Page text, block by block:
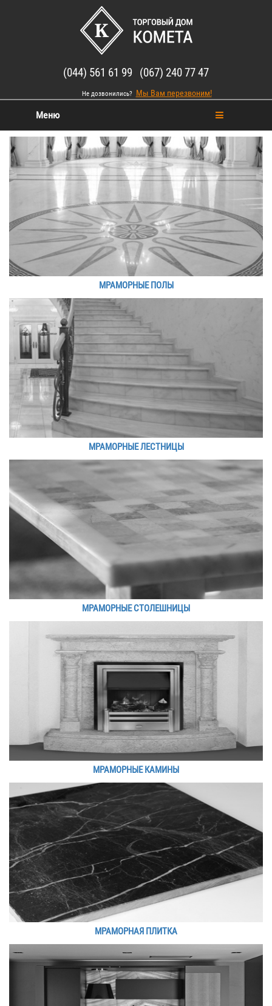
(044) 561 61 99 (067) 240 77 47
Не дозвонились? Мы Вам перезвоним!
Меню
МРАМОРНЫЕ ПОЛЫ
МРАМОРНЫЕ ЛЕСТНИЦЫ
МРАМОРНЫЕ СТОЛЕШНИЦЫ
МРАМОРНЫЕ КАМИНЫ
МРАМОРНАЯ ПЛИТКА